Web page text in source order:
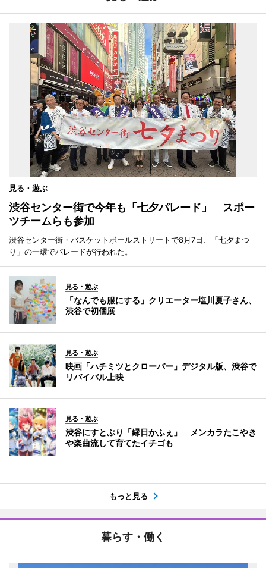
見る・遊ぶ
渋谷センター街で今年も「七夕パレード」 スポー
ツチームらも参加
渋谷センター街・バスケットボールストリートで8月7日、「七夕まつ
り」の一環でパレードが行われた。
見る・遊ぶ
「なんでも服にする」クリエーター塩川夏子さん、
渋谷で初個展
見る・遊ぶ
映画「ハチミツとクローバー」デジタル版、渋谷で
リバイバル上映
見る・遊ぶ
渋谷にすとぷり「縁日かふぇ」 メンカラたこやき
や楽曲流して育てたイチゴも
もっと見る
暮らす・働く